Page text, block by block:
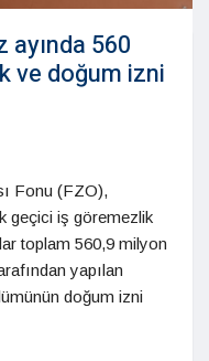
ayında 560
ve doğum izni
Fonu (FZO),
geçici iş göremezlik
toplam 560,9 milyon
yapılan
doğum izni